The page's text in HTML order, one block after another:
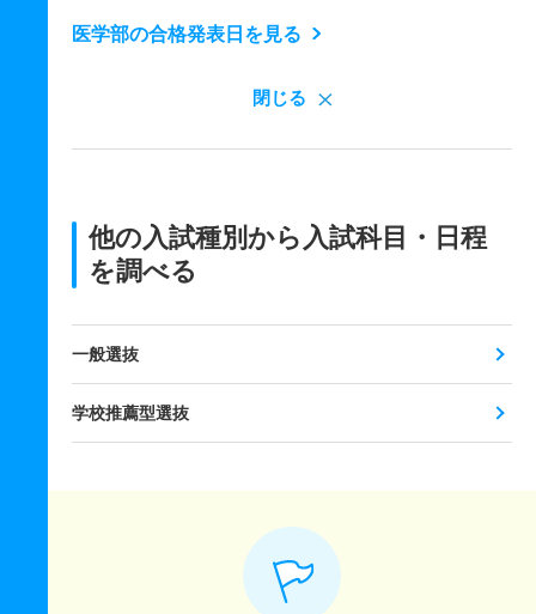
医学部の合格発表日を見る
閉じる
他の入試種別から入試科目・日程
を調べる
一般選抜
学校推薦型選抜